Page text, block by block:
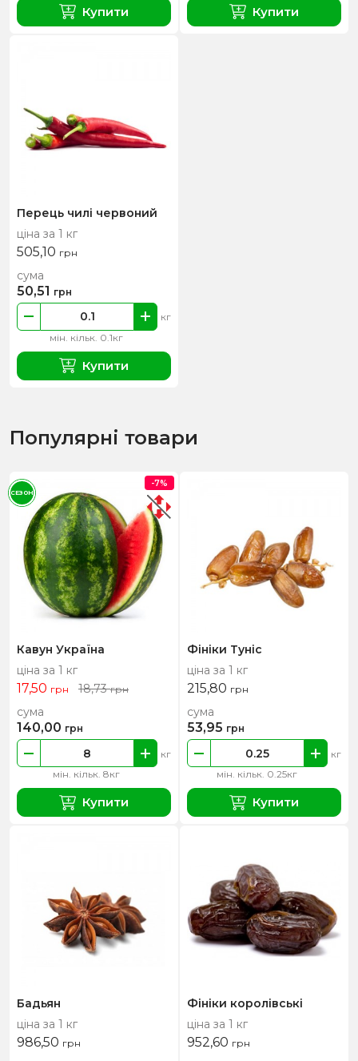
Купити Купити
Перець чилі червоний
ціна за 1 кг
505,10 грн
мін. кільк. 0.1кг
кг
сума
50,51 грн
Купити
Популярні товари
Кавун Україна
ціна за 1 кг
17,50 грн 18,73грн
мін. кільк. 8кг
кг
сума
140,00 грн
Купити
-7%
СЕЗОН
Фініки Туніс
ціна за 1 кг
215,80 грн
мін. кільк. 0.25кг
кг
сума
53,95 грн
Купити
Бадьян
ціна за 1 кг
986,50 грн
Фініки королівські
ціна за 1 кг
952,60 грн